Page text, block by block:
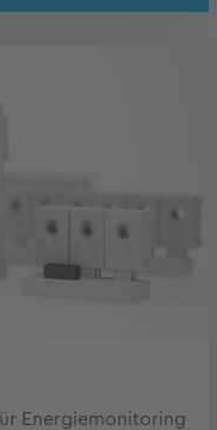
Energiemonitoring